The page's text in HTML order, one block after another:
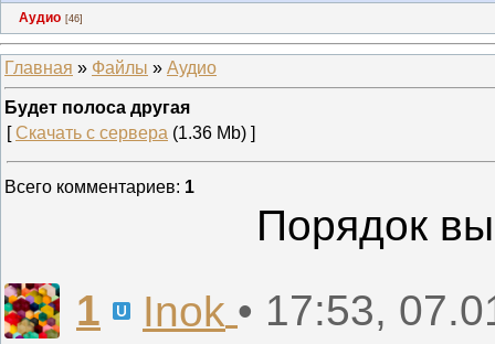
Аудио [46]
Главная » Файлы » Аудио
Будет полоса другая
[Скачать с сервера (1.36 Mb) ]
Всего комментариев: 1
Порядок
1
Inok • 17:53,